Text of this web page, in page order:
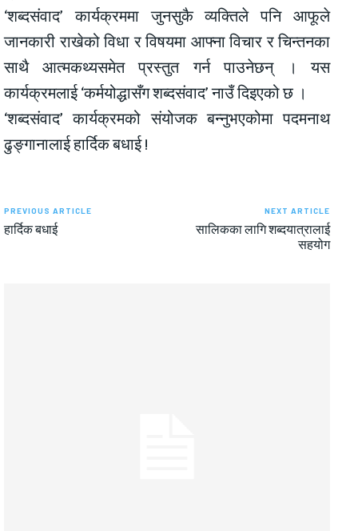
‘शब्दसंवाद’ कार्यक्रममा जुनसुकै व्यक्तिले पनि आफूले
जानकारी राखेको विधा र विषयमा आफ्ना विचार र चिन्तनका
साथै आत्मकथ्यसमेत प्रस्तुत गर्न पाउनेछन् । यस
कार्यक्रमलाई ‘कर्मयोद्धासँग शब्दसंवाद’ नाउँ दिइएको छ ।
‘शब्दसंवाद’ कार्यक्रमको संयोजक बन्नुभएकोमा पदमनाथ
ढुङ्गानालाई हार्दिक बधाई !
PREVIOUS ARTICLE
हार्दिक बधाई
NEXT ARTICLE
सालिकका लागि शब्दयात्रालाई
सहयोग